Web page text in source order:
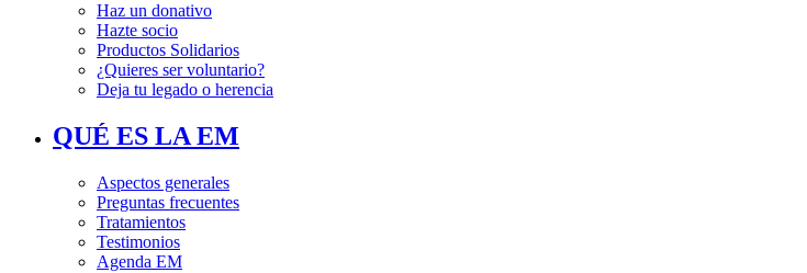
Haz un donativo
Hazte socio
Productos Solidarios
¿Quieres ser voluntario?
Deja tu legado o herencia
QUÉ ES LA EM
Aspectos generales
Preguntas frecuentes
Tratamientos
Testimonios
Agenda EM